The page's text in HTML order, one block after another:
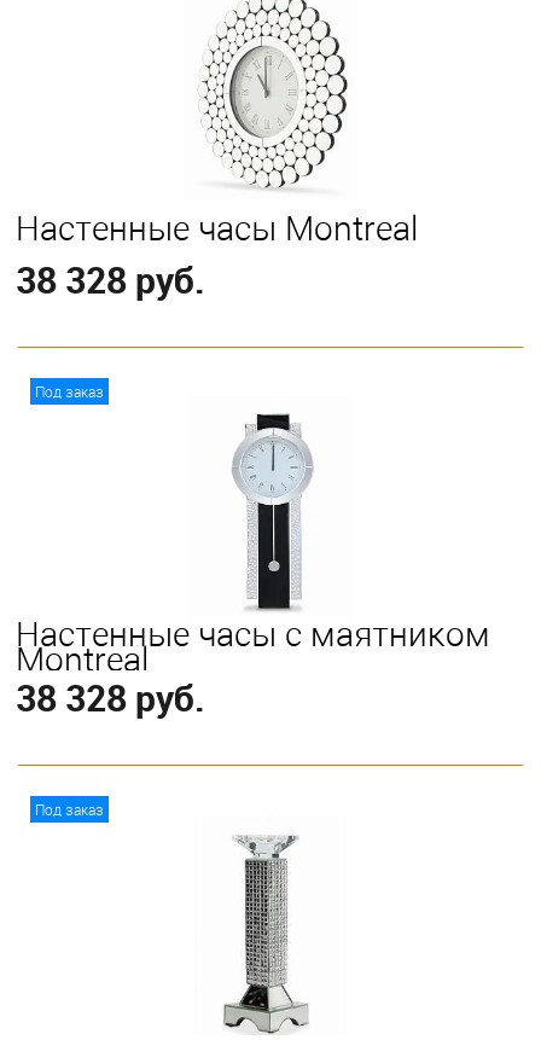
Настенные часы Montreal
38 328 руб.
Под заказ
Настенные часы с маятником
Montreal
38 328 руб.
Под заказ